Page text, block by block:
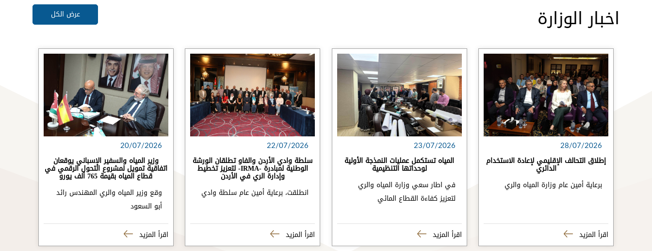
اخبار الوزارة عرض الكل
28/07/2026
إطلاق التحالف الإقليمي لإعادة الاستخدام
الدائري
برعاية أمين عام وزارة المياه والري
اقرأ المزيد
23/07/2026
المياه تستكمل عمليات النمذجة الأولية
لوحداتها التنظيمية
في اطار سعي وزارة المياه والري
لتعزيز كفاءة القطاع المائي
اقرأ المزيد
22/07/2026
سلطة وادي الأردن والفاو تطلقان الورشة
الوطنية لمبادرة -IRMA- لتعزيز تخطيط
وإدارة الري في الأردن
انطلقت، برعاية أمين عام سلطة وادي
اقرأ المزيد
20/07/2026
وزير المياه والسفير الإسباني يوقعان
اتفاقية تمويل لمشروع التحول الرقمي في
قطاع المياه بقيمة 765 ألف يورو
وقع وزير المياه والري المهندس رائد
أبو السعود
اقرأ المزيد
الموازنة المائية